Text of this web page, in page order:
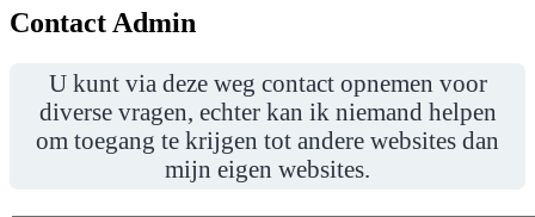
Contact Admin
U kunt via deze weg contact opnemen voor
diverse vragen, echter kan ik niemand helpen
om toegang te krijgen tot andere websites dan
mijn eigen websites.